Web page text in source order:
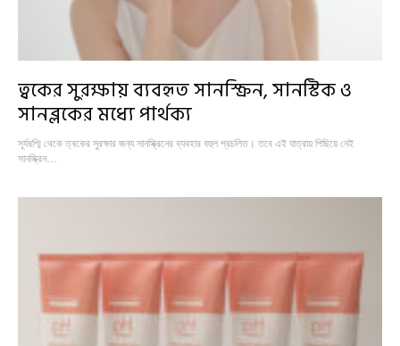
ত্বকের সুরক্ষায় ব্যবহৃত সানস্ক্রিন, সানস্টিক ও
সানব্লকের মধ্যে পার্থক্য
সূর্যরশ্মি থেকে ত্বকের সুরক্ষার জন্য সানস্ক্রিনের ব্যবহার বহুল প্রচলিত। তবে এই যাত্রায় পিছিয়ে নেই
সানস্ক্রিন…